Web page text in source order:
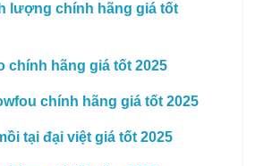
lượng chính hãng giá tốt
chính hãng giá tốt 2025
chính hãng giá tốt 2025
tại đại việt giá tốt 2025